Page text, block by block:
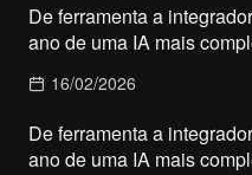
De ferramenta a
ano de uma IA mais
16/02/2026
De ferramenta a
ano de uma IA mais